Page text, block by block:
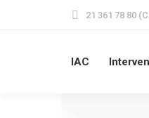
21 361 78 80
IAC